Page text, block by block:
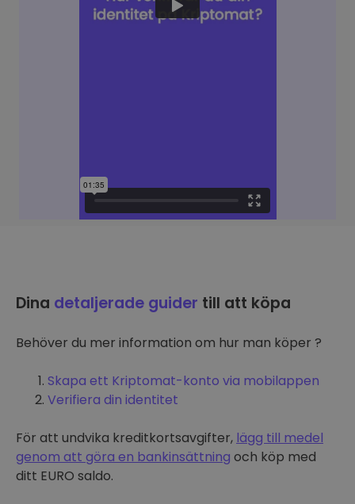
Dina detaljerade guider till att köpa
Behöver du mer information om hur man köper ?
Skapa ett Kriptomat-konto via mobilappen
Verifiera din identitet
För att undvika kreditkortsavgifter, lägg till medel
genom att göra en bankinsättning och köp med
ditt EURO saldo.